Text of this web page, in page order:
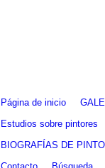
Página de inicio
Estudios sobre pintores
BIOGRAFÍAS DE